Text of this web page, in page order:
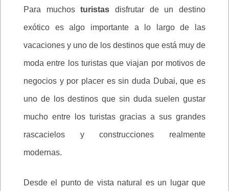
Para muchosturistasdisfrutar de un destino
exótico es algo importante a lo largo de las
vacaciones y uno de los destinos que está muy de
moda entre los turistas que viajan por motivos de
negocios y por placer es sin duda Dubai, que es
uno de los destinos que sin duda suelen gustar
mucho entre los turistas gracias a sus grandes
rascacielos y construcciones realmente
modernas.
Desde el punto de vista natural es un lugar que